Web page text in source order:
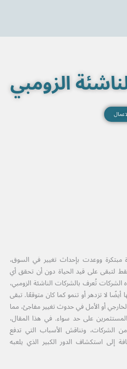
الزومبي
ووعدت بإحداث تغيير في السوق،
لتبقى على قيد الحياة دون أن تحقق أي
تُعرف بالشركات الناشئة الزومبي،
لا تزدهر أو تنمو كما كان متوقعًا. تبقى
أو الأمل في حدوث تغيير مفاجئ، مما
على حد سواء. في هذا المقال،
الشركات، ونناقش الأسباب التي تدفع
إلى استكشاف الدور الكبير الذي يلعبه